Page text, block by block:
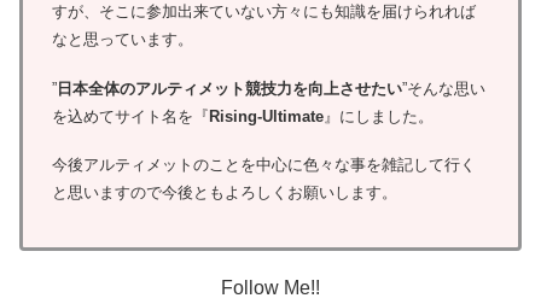
すが、そこに参加出来ていない方々にも知識を届けられれば
なと思っています。
”日本全体のアルティメット競技力を向上させたい”そんな思い
を込めてサイト名を『Rising-Ultimate 』にしました。
今後アルティメットのことを中心に色々な事を雑記して行く
と思いますので今後ともよろしくお願いします。
Follow Me!!